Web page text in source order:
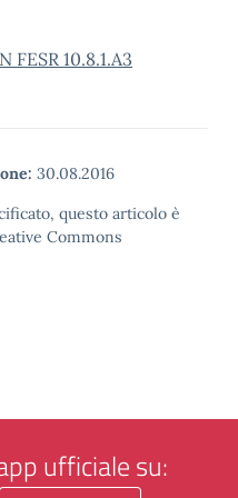
10.8.1.A3
30.08.2016
questo articolo è
Commons
ufficiale su: